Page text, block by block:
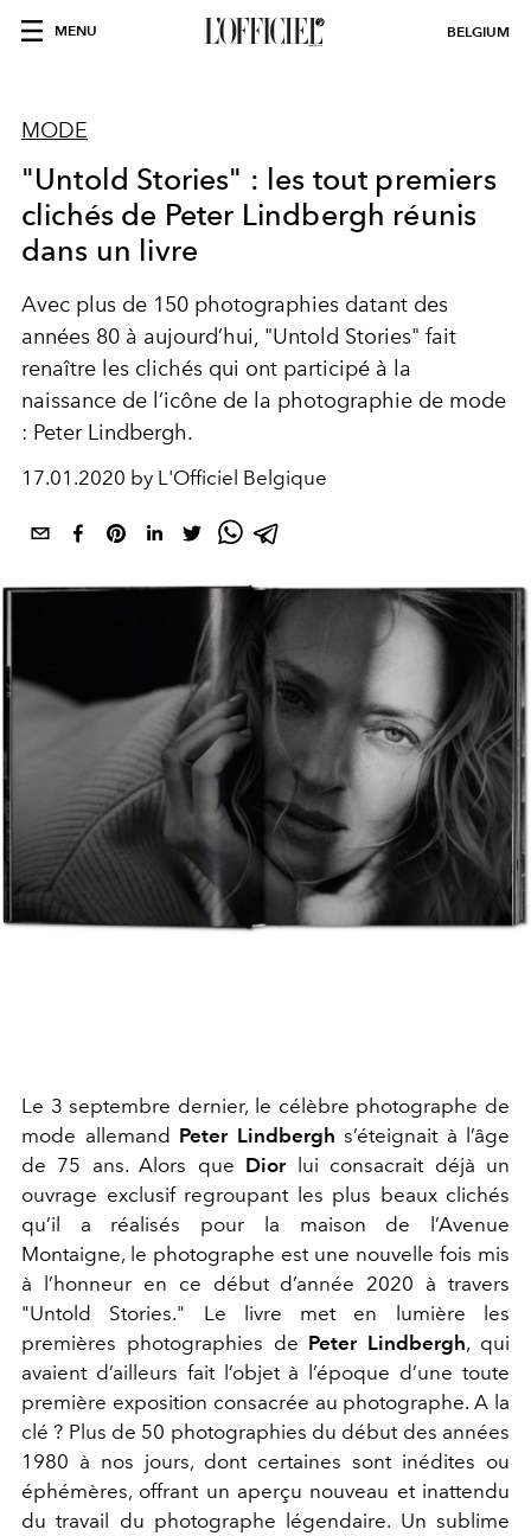
MENU BELGIUM
MODE
"Untold Stories" : les tout premiers
clichés de Peter Lindbergh réunis
dans un livre
Avec plus de 150 photographies datant des
années 80 à aujourd’hui, "Untold Stories" fait
renaître les clichés qui ont participé à la
naissance de l’icône de la photographie de mode
: Peter Lindbergh.
17.01.2020 by L'Officiel Belgique
Le 3 septembre dernier, le célèbre photographe de
mode allemand Peter Lindbergh s’éteignait à l’âge
de 75 ans. Alors que Diorlui consacrait déjà un
ouvrage exclusif regroupant les plus beaux clichés
qu’il a réalisés pour la maison de l’Avenue
Montaigne, le photographe est une nouvelle fois mis
à l’honneur en ce début d’année 2020 à travers
"Untold Stories." Le livre met en lumière les
premières photographies de Peter Lindbergh, qui
avaient d’ailleurs fait l’objet à l’époque d’une toute
première exposition consacrée au photographe. A la
clé ? Plus de 50 photographies du début des années
1980 à nos jours, dont certaines sont inédites ou
éphémères, offrant un aperçu nouveau et inattendu
du travail du photographe légendaire. Un sublime